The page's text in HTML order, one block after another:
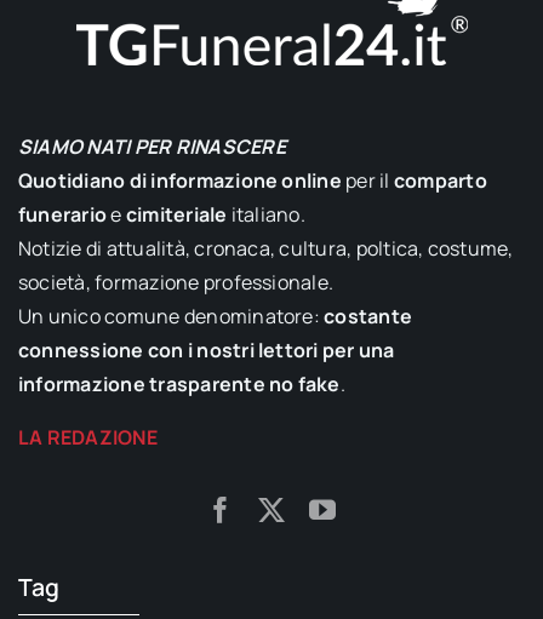
SIAMO NATI PER RINASCERE
Quotidiano di informazione online per il comparto
funerarioecimiteriale italiano.
Notizie di attualità, cronaca, cultura, poltica, costume,
società, formazione professionale.
Un unico comune denominatore:costante
connessione con i nostri lettori per una
informazione trasparente no fake.
LA REDAZIONE
Tag